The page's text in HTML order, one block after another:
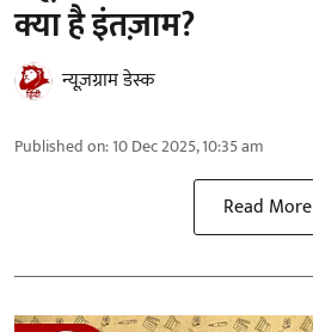
क्या है इंतज़ाम?
न्यूज़ग्राम डेस्क
Published on:10 Dec 2025, 10:35 am
Read More